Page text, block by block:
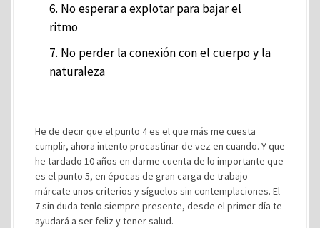
6. No esperar a explotar para bajar el
ritmo
7. No perder la conexión con el cuerpo y la
naturaleza
He de decir que el punto 4 es el que más me cuesta
cumplir, ahora intento procastinar de vez en cuando. Y que
he tardado 10 años en darme cuenta de lo importante que
es el punto 5, en épocas de gran carga de trabajo
márcate unos criterios y síguelos sin contemplaciones. El
7 sin duda tenlo siempre presente, desde el primer día te
ayudará a ser feliz y tener salud.